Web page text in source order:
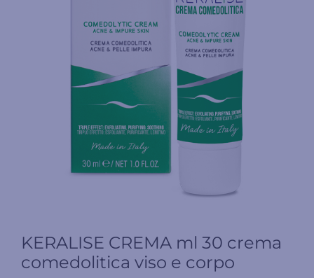
KERALISE CREMA ml 30 crema
comedolitica viso e corpo